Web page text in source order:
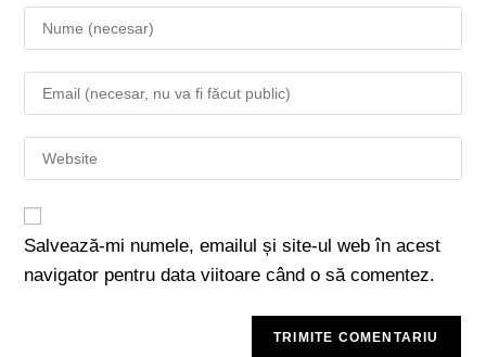
Salvează-mi numele, emailul și site-ul web în acest
navigator pentru data viitoare când o să comentez.